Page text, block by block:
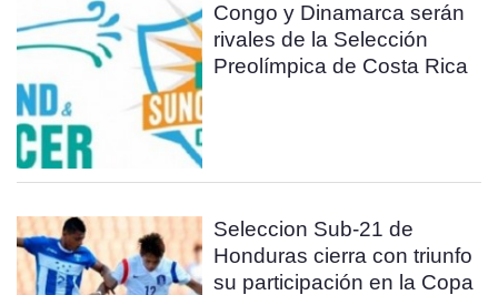
Congo y Dinamarca serán
rivales de la Selección
Preolímpica de Costa Rica
Seleccion Sub-21 de
Honduras cierra con triunfo
su participación en la Copa